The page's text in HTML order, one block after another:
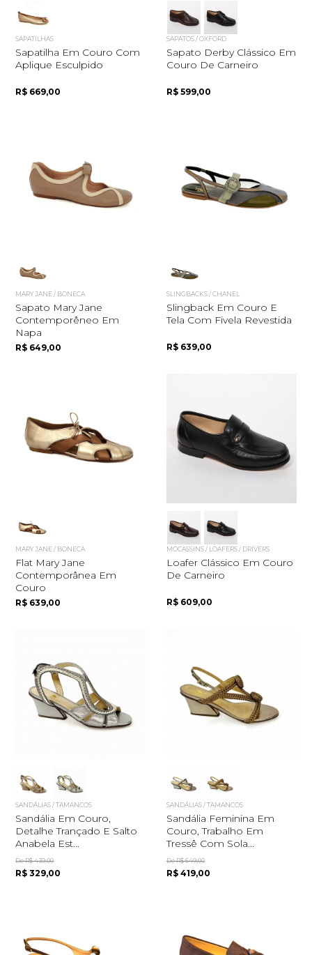
SAPATILHAS
Sapatilha Em Couro Com
Aplique Esculpido
R$ 669,00
SAPATOS / OXFORD
Sapato Derby Clássico Em
Couro De Carneiro
R$ 599,00
MARY JANE / BONECA
Sapato Mary Jane
Contemporêneo Em
Napa
R$ 649,00
SLINGBACKS / CHANEL
Slingback Em Couro E
Tela Com Fivela Revestida
R$ 639,00
MARY JANE / BONECA
Flat Mary Jane
Contemporânea Em
Couro
R$ 639,00
MOCASSINS / LOAFERS / DRIVERS
Loafer Clássico Em Couro
De Carneiro
R$ 609,00
SANDÁLIAS / TAMANCOS
Sandália Em Couro,
Detalhe Trançado E Salto
Anabela Est...
De R$ 439,00
R$ 329,00
SANDÁLIAS / TAMANCOS
Sandália Feminina Em
Couro, Trabalho Em
Tressê Com Sola...
De R$ 649,00
R$ 419,00